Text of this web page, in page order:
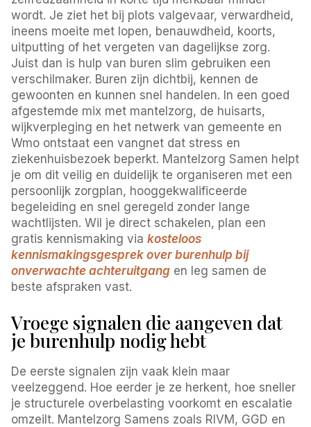
wordt. Je ziet het bij plots valgevaar, verwardheid,
ineens moeite met lopen, benauwdheid, koorts,
uitputting of het vergeten van dagelijkse zorg.
Juist dan is hulp van buren slim gebruiken een
verschilmaker. Buren zijn dichtbij, kennen de
gewoonten en kunnen snel handelen. In een goed
afgestemde mix met mantelzorg, de huisarts,
wijkverpleging en het netwerk van gemeente en
Wmo ontstaat een vangnet dat stress en
ziekenhuisbezoek beperkt. Mantelzorg Samen helpt
je om dit veilig en duidelijk te organiseren met een
persoonlijk zorgplan, hooggekwalificeerde
begeleiding en snel geregeld zonder lange
wachtlijsten. Wil je direct schakelen, plan een
gratis kennismaking viakosteloos
kennismakingsgesprek over burenhulp bij
onverwachte achteruitgang en leg samen de
beste afspraken vast.
Vroege signalen die aangeven dat
je burenhulp nodig hebt
De eerste signalen zijn vaak klein maar
veelzeggend. Hoe eerder je ze herkent, hoe sneller
je structurele overbelasting voorkomt en escalatie
omzeilt. Mantelzorg Samens zoals RIVM, GGD en